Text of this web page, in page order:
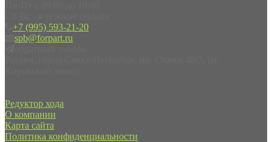
+7 (995) 593-21-20
spb@forpart.ru
Редуктор хода
О компании
Карта сайта
Политика конфиденциальности